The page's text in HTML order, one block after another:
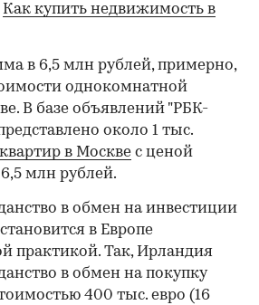
/ 00:00
Как купить недвижимость в
в 6,5 млн рублей, примерно,
однокомнатной
В базе объявлений "РБК-
около 1 тыс.
в Москве с ценой
млн рублей.
в обмен на инвестиции
в Европе
практикой. Так, Ирландия
в обмен на покупку
400 тыс. евро (16